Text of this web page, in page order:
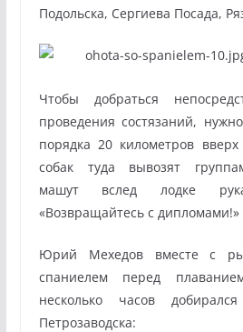
Подольска, Сергиева Посада,
Чтобы добраться
проведения состязаний,
порядка 20 километров
собак туда вывозят
машут вслед лодке
«Возвращайтесь с дипломами!»
Юрий Мехедов вместе с
спаниелем перед
несколько часов
Петрозаводска: